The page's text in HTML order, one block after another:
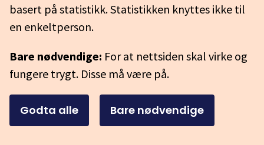
basert på statistikk. Statistikken knyttes ikke til
en enkeltperson.
Bare nødvendige: For at nettsiden skal virke og
fungere trygt. Disse må være på.
Godta alle Bare nødvendige